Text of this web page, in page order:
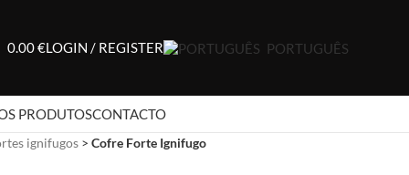
0.00€LOGIN / REGISTER PORTUGUÊS
PRODUTOSCONTACTO
ignifugos > Cofre Forte Ignifugo